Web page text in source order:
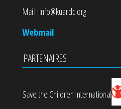
Mail : info@kuardc.org
Webmail
PARTENAIRES
Save the Children International